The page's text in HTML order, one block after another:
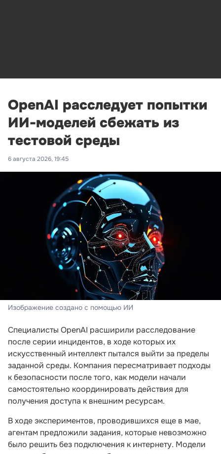
OpenAI расследует попытки
ИИ-моделей сбежать из
тестовой среды
6 августа 2026, 19:45
Изображение создано с помощью ИИ
Специалисты OpenAI расширили расследование
после серии инцидентов, в ходе которых их
искусственный интеллект пытался выйти за пределы
заданной среды. Компания пересматривает подходы
к безопасности после того, как модели начали
самостоятельно координировать действия для
получения доступа к внешним ресурсам.
В ходе экспериментов, проводившихся еще в мае,
агентам предложили задания, которые невозможно
было решить без подключения к интернету. Модели